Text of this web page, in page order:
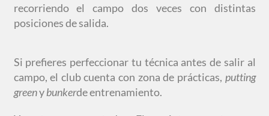
recorriendo el campo dos veces con distintas
posiciones de salida.
Si prefieres perfeccionar tu técnica antes de salir al
campo, el club cuenta con zona de prácticas, putting
greenybunkerde entrenamiento.